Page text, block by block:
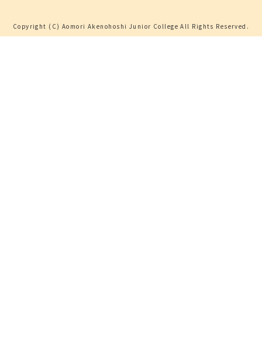
Copyright (C) Aomori Akenohoshi Junior College All Rights Reserved.